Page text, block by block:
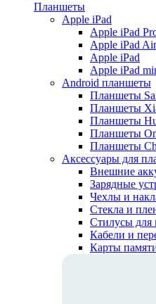
Планшеты
Apple iPad
Apple iPad
Apple iPad Air
Apple iPad
Apple iPad
Android планшеты
Планшеты
Планшеты
Планшеты
Планшеты
Планшеты
Аксессуары для
Внешние
Зарядные
Чехлы и
Стекла и
Стилусы для
Кабели и
Карты